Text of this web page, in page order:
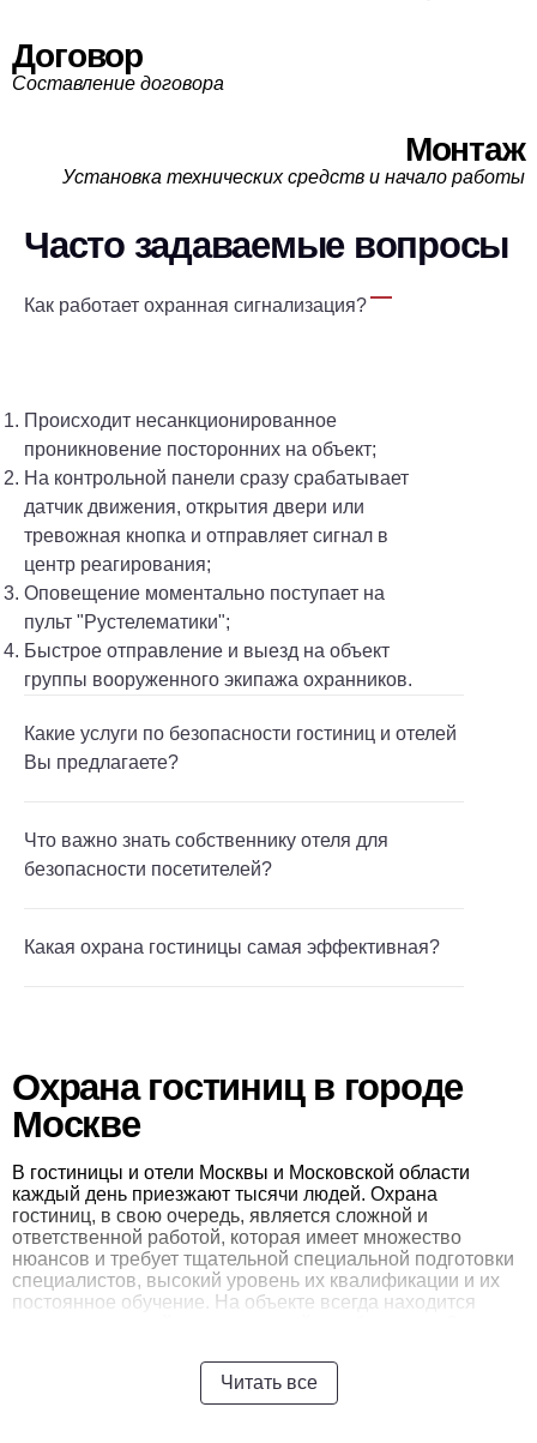
Договор
Составление договора
Монтаж
Установка технических средств и начало работы
Часто задаваемые вопросы
Как работает охранная сигнализация?
Происходит несанкционированное
проникновение посторонних на объект;
На контрольной панели сразу срабатывает
датчик движения, открытия двери или
тревожная кнопка и отправляет сигнал в
центр реагирования;
Оповещение моментально поступает на
пульт "Рустелематики";
Быстрое отправление и выезд на объект
группы вооруженного экипажа охранников.
Какие услуги по безопасности гостиниц и отелей
Вы предлагаете?
Что важно знать собственнику отеля для
безопасности посетителей?
Какая охрана гостиницы самая эффективная?
Охрана гостиниц в городе
Москве
В гостиницы и отели Москвы и Московской области
каждый день приезжают тысячи людей. Охрана
гостиниц, в свою очередь, является сложной и
ответственной работой, которая имеет множество
нюансов и требует тщательной специальной подготовки
специалистов, высокий уровень их квалификации и их
постоянное обучение. На объекте всегда находится
преступники. На территории отеля находятся не только
номера для проживания постояльцев, но также кафе,
рестораны, прачечные, фитнес-центры, спа салоны и
Читать все